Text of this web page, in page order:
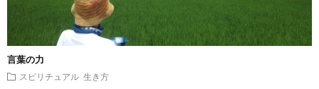
言葉の力
スピリチュアル 生き方